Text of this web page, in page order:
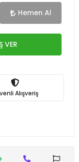
Hemen Al
VER
Alışveriş